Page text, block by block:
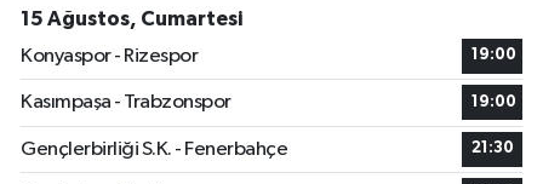
15 Ağustos, Cumartesi
Konyaspor - Rizespor
19:00
Kasımpaşa - Trabzonspor 19:00
Gençlerbirliği S.K. - Fenerbahçe 21:30